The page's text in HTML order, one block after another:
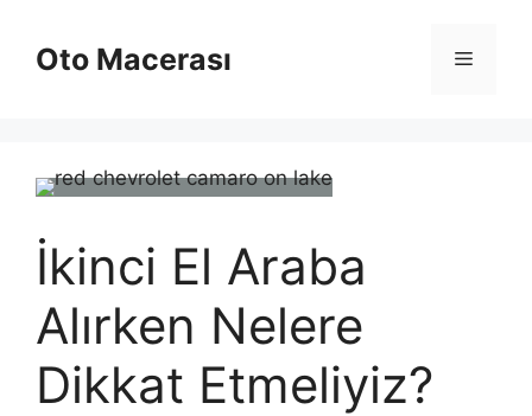
Oto Macerası Menü
İkinci El Araba
Alırken Nelere
Dikkat Etmeliyiz?